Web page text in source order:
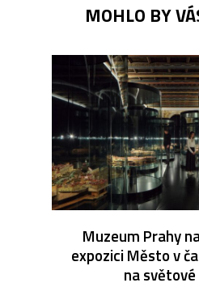
MOHLO BY
Muzeum Prahy
expozici Město v
na